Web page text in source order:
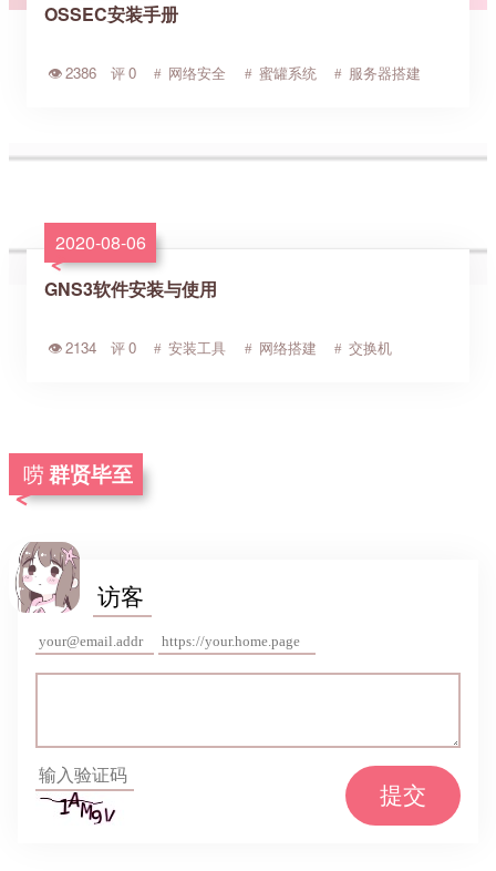
OSSEC安装手册
2386 0 网络安全 蜜罐系统 服务器搭建
2020-08-06
GNS3软件安装与使用
2134 0 安装工具 网络搭建 交换机
群贤毕至
提交